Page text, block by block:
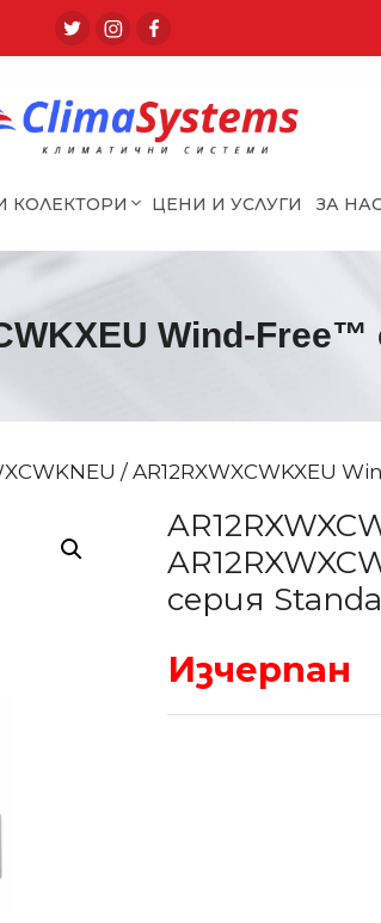
КОЛЕКТОРИ ЦЕНИ И УСЛУГИ ЗА
Wind-
/ AR12RXWXCWKXEU
серия
Изчерпан